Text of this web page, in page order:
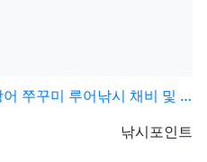
꾸미 루어낚시 채비 및 조황정보
등록자
낚시포인트